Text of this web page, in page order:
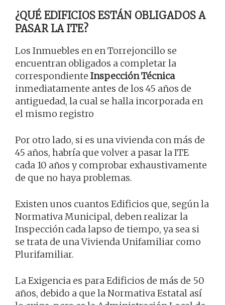
¿QUÉ EDIFICIOS ESTÁN OBLIGADOS A
PASAR LA ITE?
Los Inmuebles en en Torrejoncillo se
encuentran obligados a completar la
correspondiente Inspección Técnica
inmediatamente antes de los 45 años de
antiguedad, la cual se halla incorporada en
el mismo registro
Por otro lado, si es una vivienda con más de
45 años, habría que volver a pasar la ITE
cada 10 años y comprobar exhaustivamente
de que no haya problemas.
Existen unos cuantos Edificios que, según la
Normativa Municipal, deben realizar la
Inspección cada lapso de tiempo, ya sea si
se trata de una Vivienda Unifamiliar como
Plurifamiliar.
La Exigencia es para Edificios de más de 50
años, debido a que la Normativa Estatal así